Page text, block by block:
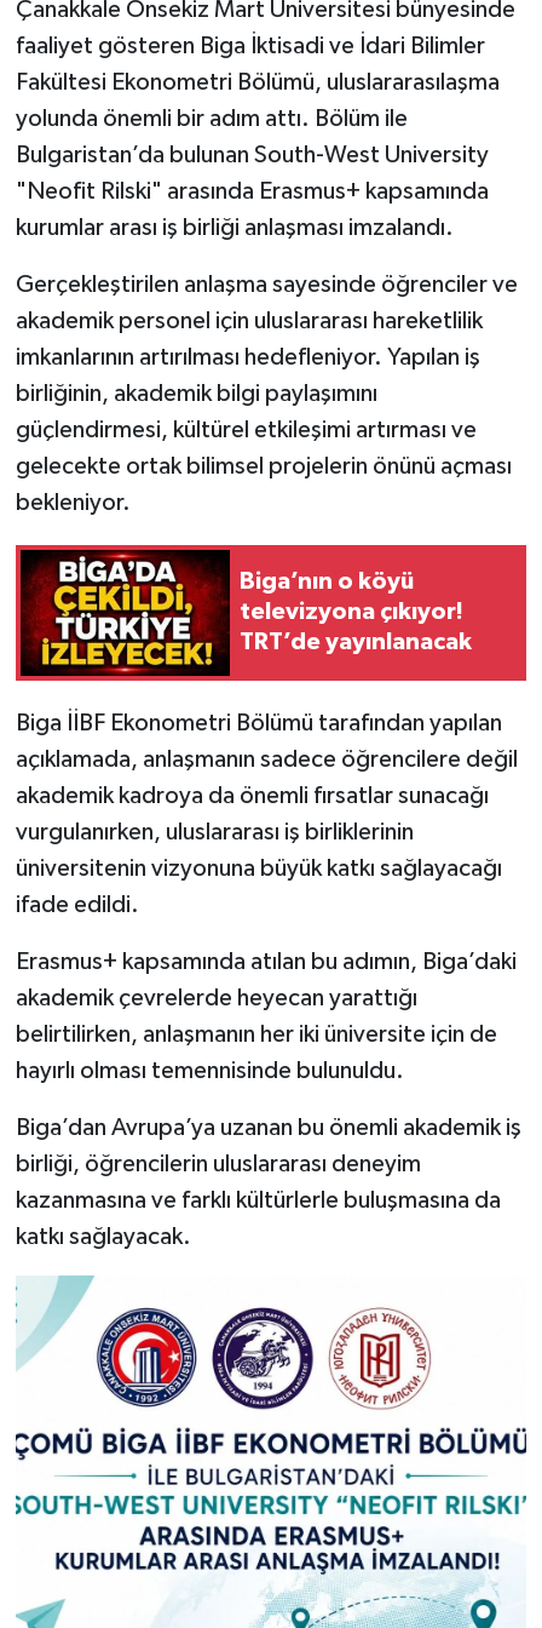
Çanakkale Onsekiz Mart Üniversitesi bünyesinde
faaliyet gösteren Biga İktisadi ve İdari Bilimler
Fakültesi Ekonometri Bölümü, uluslararasılaşma
yolunda önemli bir adım attı. Bölüm ile
Bulgaristan’da bulunan South-West University
"Neofit Rilski" arasında Erasmus+ kapsamında
kurumlar arası iş birliği anlaşması imzalandı.
Gerçekleştirilen anlaşma sayesinde öğrenciler ve
akademik personel için uluslararası hareketlilik
imkanlarının artırılması hedefleniyor. Yapılan iş
birliğinin, akademik bilgi paylaşımını
güçlendirmesi, kültürel etkileşimi artırması ve
gelecekte ortak bilimsel projelerin önünü açması
bekleniyor.
Biga’nın o köyü
televizyona çıkıyor!
TRT’de yayınlanacak
Biga İİBF Ekonometri Bölümü tarafından yapılan
açıklamada, anlaşmanın sadece öğrencilere değil
akademik kadroya da önemli fırsatlar sunacağı
vurgulanırken, uluslararası iş birliklerinin
üniversitenin vizyonuna büyük katkı sağlayacağı
ifade edildi.
Erasmus+ kapsamında atılan bu adımın, Biga’daki
akademik çevrelerde heyecan yarattığı
belirtilirken, anlaşmanın her iki üniversite için de
hayırlı olması temennisinde bulunuldu.
Biga’dan Avrupa’ya uzanan bu önemli akademik iş
birliği, öğrencilerin uluslararası deneyim
kazanmasına ve farklı kültürlerle buluşmasına da
katkı sağlayacak.
Siyaset
Spor
Tarım ve Ekonomi
Teknoloji
Yaşam